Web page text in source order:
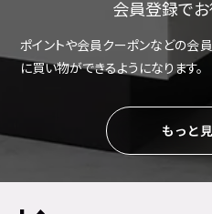
会員登録でお
ポイントや会員クーポンなどの会
に買い物ができるようになります。
もっと